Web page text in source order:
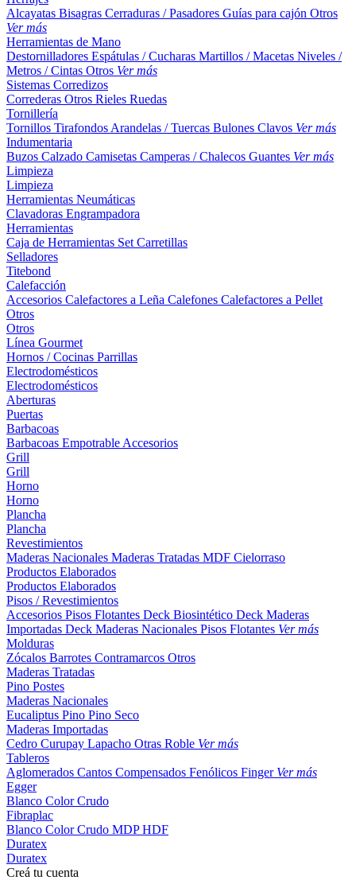
Alcayatas Bisagras Cerraduras / Pasadores Guías para cajón Otros
Ver más
Herramientas de Mano
Destornilladores Espátulas / Cucharas Martillos / Macetas Niveles /
Metros / Cintas Otros Ver más
Sistemas Corredizos
Correderas Otros Rieles Ruedas
Tornillería
Tornillos Tirafondos Arandelas / Tuercas Bulones Clavos Ver más
Indumentaria
Buzos Calzado Camisetas Camperas / Chalecos Guantes Ver más
Limpieza
Limpieza
Herramientas Neumáticas
Clavadoras Engrampadora
Herramientas
Caja de Herramientas Set Carretillas
Selladores
Titebond
Calefacción
Accesorios Calefactores a Leña Calefones Calefactores a Pellet
Otros
Otros
Línea Gourmet
Hornos / Cocinas Parrillas
Electrodomésticos
Electrodomésticos
Aberturas
Puertas
Barbacoas
Barbacoas Empotrable Accesorios
Grill
Grill
Horno
Horno
Plancha
Plancha
Revestimientos
Maderas Nacionales Maderas Tratadas MDF Cielorraso
Productos Elaborados
Productos Elaborados
Pisos / Revestimientos
Accesorios Pisos Flotantes Deck Biosintético Deck Maderas
Importadas Deck Maderas Nacionales Pisos Flotantes Ver más
Molduras
Zócalos Barrotes Contramarcos Otros
Maderas Tratadas
Pino Postes
Maderas Nacionales
Eucaliptus Pino Pino Seco
Maderas Importadas
Cedro Curupay Lapacho Otras Roble Ver más
Tableros
Aglomerados Cantos Compensados Fenólicos Finger Ver más
Egger
Blanco ColorCrudo
Fibraplac
Blanco ColorCrudo MDPHDF
Duratex
Duratex
Creá tu cuenta